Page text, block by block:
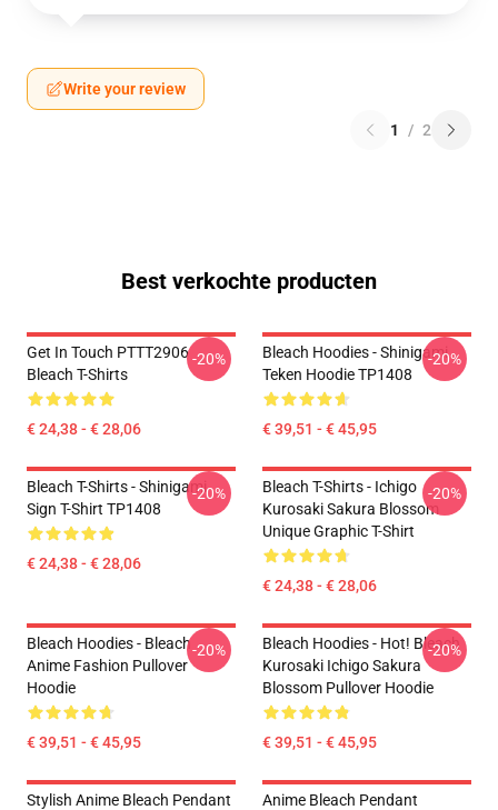
Write your review
1 / 2
Best verkochte producten
Get In Touch PTTT2906
Bleach T-Shirts
€ 24,38 - € 28,06
-20%
Bleach Hoodies - Shinigami
Teken Hoodie TP1408
€ 39,51 - € 45,95
-20%
Bleach T-Shirts - Shinigami
Sign T-Shirt TP1408
€ 24,38 - € 28,06
-20%
Bleach T-Shirts - Ichigo
Kurosaki Sakura Blossom
Unique Graphic T-Shirt
€ 24,38 - € 28,06
-20%
Bleach Hoodies - Bleach
Anime Fashion Pullover
Hoodie
€ 39,51 - € 45,95
-20%
Bleach Hoodies - Hot! Bleach
Kurosaki Ichigo Sakura
Blossom Pullover Hoodie
€ 39,51 - € 45,95
-20%
Stylish Anime Bleach Pendant
Anime Bleach Pendant